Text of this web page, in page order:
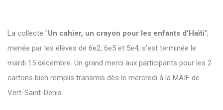
La collecte "Un cahier, un crayon pour les enfants d'Haïti",
menée par les élèves de 6e2, 6e5 et 5e4, s'est terminée le
mardi 15 décembre. Un grand merci aux participants pour les 2
cartons bien remplis transmis dès le mercredi à la MAIF de
Vert-Saint-Denis.